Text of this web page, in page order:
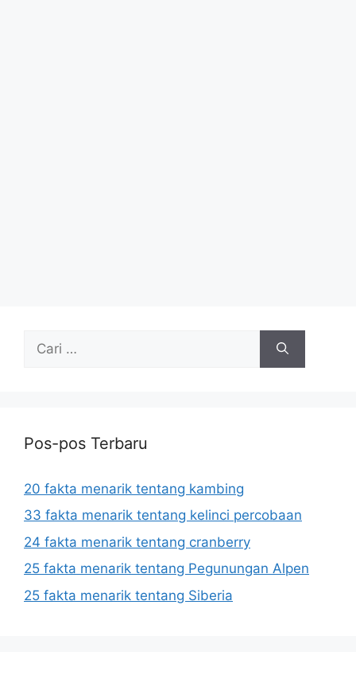
untuk:
Pos-pos Terbaru
20 fakta menarik tentang kambing
33 fakta menarik tentang kelinci percobaan
24 fakta menarik tentang cranberry
25 fakta menarik tentang Pegunungan Alpen
25 fakta menarik tentang Siberia